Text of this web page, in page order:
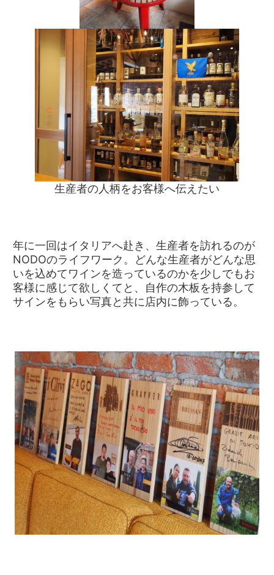
生産者の人柄をお客様へ伝えたい
年に一回はイタリアへ赴き、生産者を訪れるのが
NODOのライフワーク。どんな生産者がどんな思
いを込めてワインを造っているのかを少しでもお
客様に感じて欲しくてと、自作の木板を持参して
サインをもらい写真と共に店内に飾っている。